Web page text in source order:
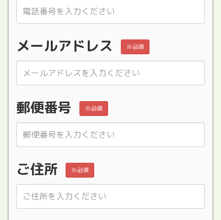
メールアドレス ※必須
郵便番号 ※必須
ご住所 ※必須